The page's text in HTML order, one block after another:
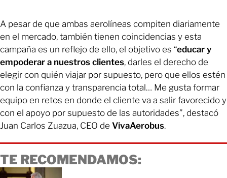
A pesar de que ambas aerolíneas compiten diariamente
en el mercado, también tienen coincidencias y esta
campaña es un reflejo de ello, el objetivo es “educar y
empoderar a nuestros clientes, darles el derecho de
elegir con quién viajar por supuesto, pero que ellos estén
con la confianza y transparencia total… Me gusta formar
equipo en retos en donde el cliente va a salir favorecido y
con el apoyo por supuesto de las autoridades”, destacó
Juan Carlos Zuazua, CEO de VivaAerobus.
TE RECOMENDAMOS: